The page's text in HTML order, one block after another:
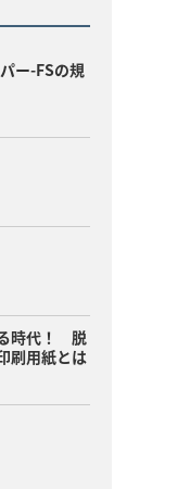
ー-FSの規
時代！ 脱
刷用紙とは